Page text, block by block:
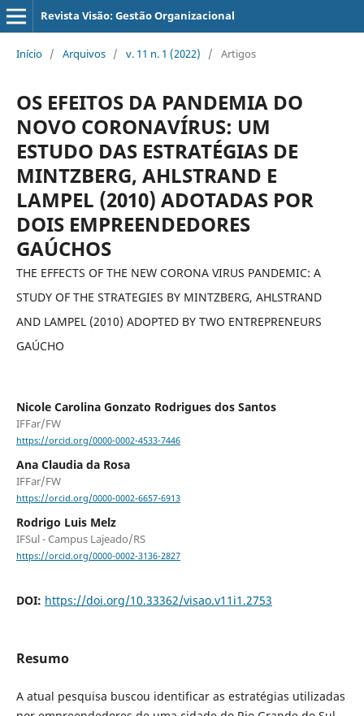
Revista Visão: Gestão Organizacional
Início / Arquivos / v. 11 n. 1 (2022) / Artigos
OS EFEITOS DA PANDEMIA DO
NOVO CORONAVÍRUS: UM
ESTUDO DAS ESTRATÉGIAS DE
MINTZBERG, AHLSTRAND E
LAMPEL (2010) ADOTADAS POR
DOIS EMPREENDEDORES
GAÚCHOS
THE EFFECTS OF THE NEW CORONA VIRUS PANDEMIC: A
STUDY OF THE STRATEGIES BY MINTZBERG, AHLSTRAND
AND LAMPEL (2010) ADOPTED BY TWO ENTREPRENEURS
GAÚCHO
Nicole Carolina Gonzato Rodrigues dos Santos
IFFar/FW
https://orcid.org/0000-0002-4533-7446
Ana Claudia da Rosa
IFFar/FW
https://orcid.org/0000-0002-6657-6913
Rodrigo Luis Melz
IFSul - Campus Lajeado/RS
https://orcid.org/0000-0002-3136-2827
DOI: https://doi.org/10.33362/visao.v11i1.2753
Resumo
A atual pesquisa buscou identificar as estratégias utilizadas